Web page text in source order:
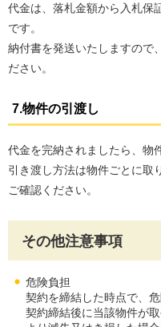
代金は、落札金額から入札保
です。
納付書を発送いたしますので
ださい。
7.物件の引渡し
代金を完納されましたら、物
引き渡し方法は物件ごとに取
ご確認ください。
その他注意事項
危険負担
契約を締結した時点で、
契約締結後に当該物件が